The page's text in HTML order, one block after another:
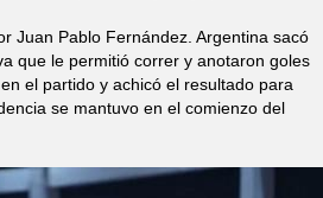
Juan Pablo Fernández. Argentina sacó
que le permitió correr y anotaron goles
el partido y achicó el resultado para
se mantuvo en el comienzo del